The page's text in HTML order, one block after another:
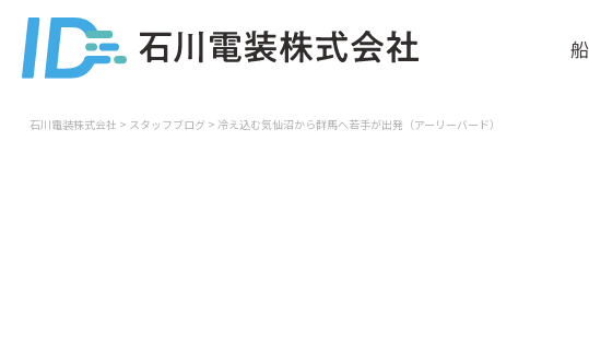
石川電装株式会社 > スタッフブログ > 冷え込む気仙沼から群馬へ若手が出発（アーリーバード）